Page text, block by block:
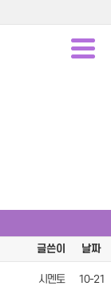
글쓴이 날짜
시멘토 10-21